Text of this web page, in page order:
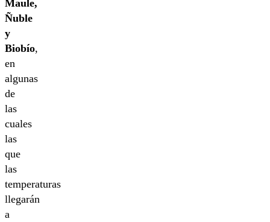
Maule,
Ñuble
y
Biobío,
en
algunas
de
las
cuales
las
que
las
temperaturas
llegarán
a